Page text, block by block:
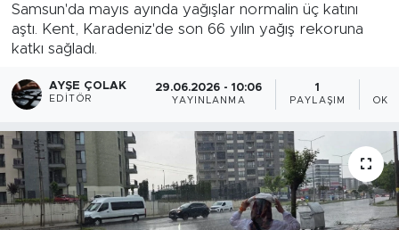
Samsun'da mayıs ayında yağışlar normalin üç katını
aştı. Kent, Karadeniz'de son 66 yılın yağış rekoruna
katkı sağladı.
AYŞE ÇOLAK
EDITÖR
29.06.2026 - 10:06
YAYINLANMA
1
PAYLAŞIM
Tüm Manşetler
Son Dakika Haberleri